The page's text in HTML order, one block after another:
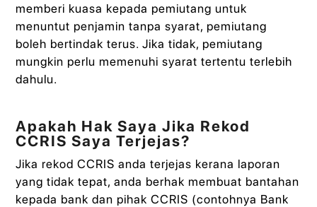
memberi kuasa kepada pemiutang untuk
menuntut penjamin tanpa syarat, pemiutang
boleh bertindak terus. Jika tidak, pemiutang
mungkin perlu memenuhi syarat tertentu terlebih
dahulu.
Apakah Hak Saya Jika Rekod
CCRIS Saya Terjejas?
Jika rekod CCRIS anda terjejas kerana laporan
yang tidak tepat, anda berhak membuat bantahan
kepada bank dan pihak CCRIS (contohnya Bank